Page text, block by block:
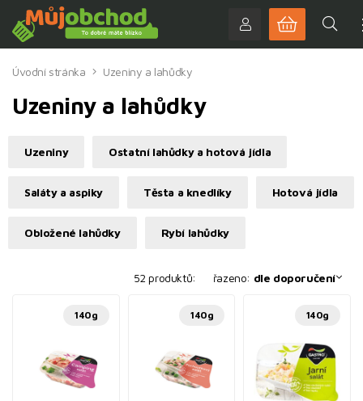
Úvodní stránka Uzeniny a lahůdky
Uzeniny a lahůdky
Uzeniny Ostatní lahůdky a hotová jídla
Saláty a aspiky Těsta a knedlíky Hotová jídla
Obložené lahůdky Rybí lahůdky
52 produktů: řazeno: dle doporučení
140g 140g 140g